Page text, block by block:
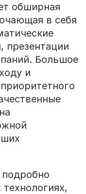
обширная
в себя
презентации
Большое
и